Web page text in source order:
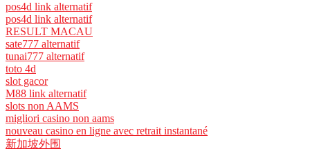
pos4d link alternatif
pos4d link alternatif
RESULT MACAU
sate777 alternatif
tunai777 alternatif
toto 4d
slot gacor
M88 link alternatif
slots non AAMS
migliori casino non aams
nouveau casino en ligne avec retrait instantané
新加坡外围